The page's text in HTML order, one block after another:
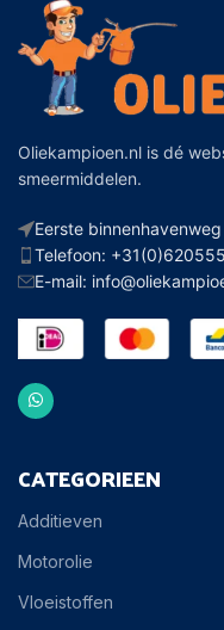
Oliekampioen.nl is dé
smeermiddelen.
Eerste
Telefoon:
E-mail:
CATEGORIEEN
Additieven
Motorolie
Vloeistoffen